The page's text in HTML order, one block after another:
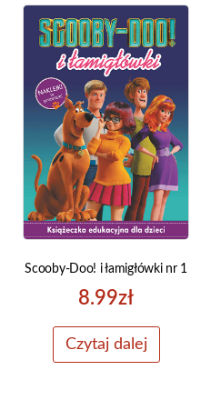
Scooby-Doo! i łamigłówki nr 1
8.99zł
Czytaj dalej